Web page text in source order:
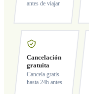
antes de viajar
Cancelación
gratuita
Cancela gratis
hasta 24h antes